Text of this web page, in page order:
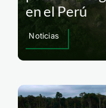
en el Perú
Noticias